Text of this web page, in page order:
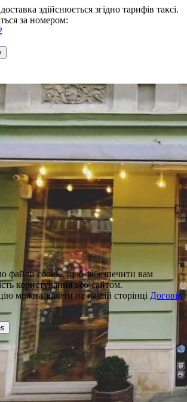
здійснюється згідно тарифів таксі.
за номером:
файли cookie, щоб забезпечити вам
користування веб-сайтом.
можна знайти на нашій сторінці Договір